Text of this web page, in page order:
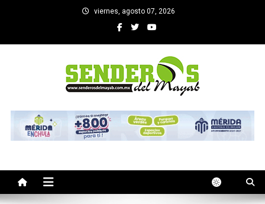
viernes, agosto 07, 2026
SENDEROS DEL MAYAB